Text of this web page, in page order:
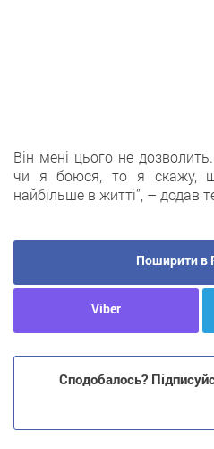
Він мені цього не
чи я боюся, то я скажу,
найбільше в житті”, – додав
Поширити в
Viber
Сподобалось?